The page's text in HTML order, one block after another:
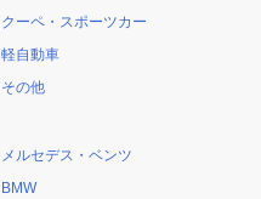
クーペ・スポーツカー
軽自動車
その他
メルセデス・ベンツ
BMW